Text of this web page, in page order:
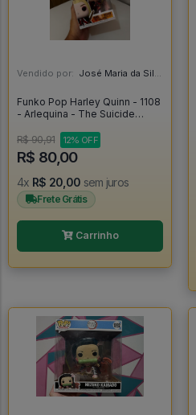
Vendido por: José Maria da Silva Junior - AL
Funko Pop Harley Quinn - 1108
- Arlequina - The Suicide
R$ 90,91
12% OFF
R$ 80,00
4x R$ 20,00 sem juros
Frete Grátis
Carrinho